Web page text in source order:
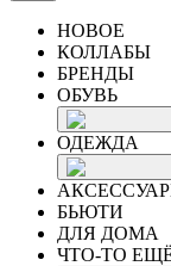
НОВОЕ
КОЛЛАБЫ
БРЕНДЫ
ОБУВЬ
ОДЕЖДА
БЬЮТИ
ДЛЯ ДОМА
ЧТО-ТО